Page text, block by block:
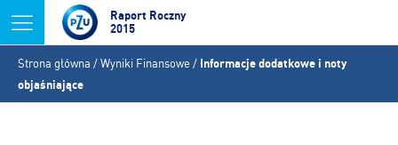
Jump to navigation
Raport Roczny
2015
Jesteś
tutaj
Strona główna /Wyniki Finansowe / Informacje dodatkowe i noty
objaśniające